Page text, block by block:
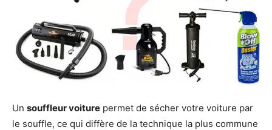
Un souffleur voiture permet de sécher votre voiture par
le souffle, ce qui diffère de la technique la plus commune